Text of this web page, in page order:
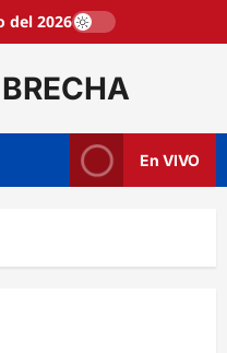
del 2026
En VIVO